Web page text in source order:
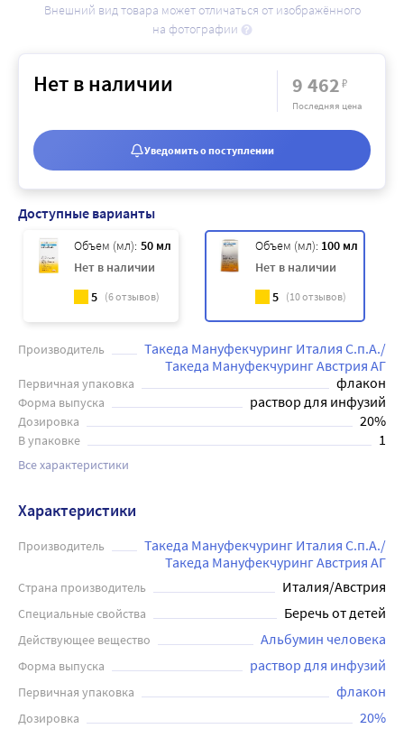
Внешний вид товара может отличаться от изображённого
на фотографии
Доступные варианты
Объем (мл): 50 мл
Нет в наличии
5 (6отзывов)
Объем (мл): 100 мл
Нет в наличии
5
(10отзывов)
Производитель
Такеда Мануфекчуринг Италия С.п.А./
Такеда Мануфекчуринг Австрия АГ
Первичная упаковка флакон
Форма выпуска раствор для инфузий
Дозировка 20%
В упаковке 1
Все характеристики
Нет в наличии 9 462₽
Последняя цена
Уведомить о поступлении
Характеристики
Производитель
Такеда Мануфекчуринг Италия С.п.А./
Такеда Мануфекчуринг Австрия АГ
Страна производитель Италия/Австрия
Специальные свойства Беречь от детей
Действующее вещество Альбумин человека
Форма выпуска раствор для инфузий
Первичная упаковка флакон
Дозировка 20%